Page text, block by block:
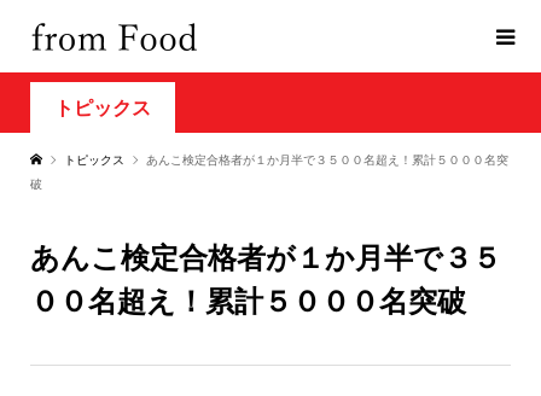
トピックス
トピックス
あんこ検定合格者が１か月半で３５００名超え！累計５０００名突
破
あんこ検定合格者が１か月半で３５
００名超え！累計５０００名突破